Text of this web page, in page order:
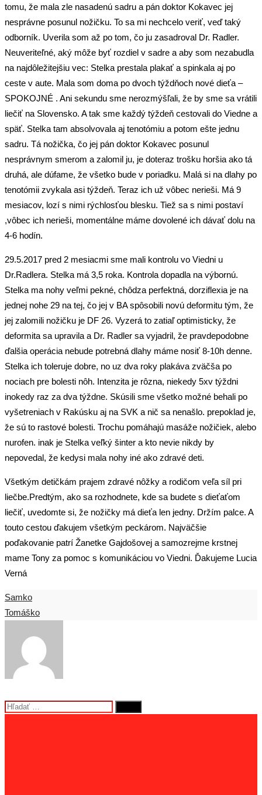
tomu, že mala zle nasadenú sadru a pán doktor Kokavec jej
nesprávne posunul nožičku. To sa mi nechcelo veriť, veď taký
odborník. Uverila som až po tom, čo ju zasadroval Dr. Radler.
Neuveriteľné, aký môže byť rozdiel v sadre a aby som nezabudla
na najdôležitejšiu vec: Stelka prestala plakať a spinkala aj po
ceste v aute. Mala som doma po dvoch týždňoch nové dieťa –
SPOKOJNÉ . Ani sekundu sme nerozmýšľali, že by sme sa vrátili
liečiť na Slovensko. A tak sme každý týždeň cestovali do Viedne a
späť. Stelka tam absolvovala aj tenotómiu a potom ešte jednu
sadru. Tá nožička, čo jej pán doktor Kokavec posunul
nesprávnym smerom a zalomil ju, je doteraz trošku horšia ako tá
druhá, ale dúfame, že všetko bude v poriadku. Malá si na dlahy po
tenotómii zvykala asi týždeň. Teraz ich už vôbec nerieši. Má 9
mesiacov, lozí s nimi rýchlosťou blesku. Tiež sa s nimi postaví
,vôbec ich nerieši, momentálne máme dovolené ich dávať dolu na
4-6 hodín.
29.5.2017 pred 2 mesiacmi sme mali kontrolu vo Viedni u
Dr.Radlera. Stelka má 3,5 roka. Kontrola dopadla na výbornú.
Stelka ma nohy veľmi pekné, chôdza perfektná, dorziflexia je na
jednej nohe 29 na tej, čo jej v BA spôsobili novú deformitu tým, že
jej zalomili nožičku je DF 26. Vyzerá to zatiaľ optimisticky, že
deformita sa upravila a Dr. Radler sa vyjadril, že pravdepodobne
ďalšia operácia nebude potrebná dlahy máme nosiť 8-10h denne.
Stelka ich toleruje dobre, no uz dva roky plakáva zväčša po
nociach pre bolesti nôh. Intenzita je rôzna, niekedy 5xv týždni
inokedy raz za dva týždne. Skúsili sme všetko možné behali po
vyšetreniach v Rakúsku aj na SVK a nič sa nenašlo. prepoklad je,
že sú to rastové bolesti. Trochu pomáhajú masáže nožičiek, alebo
nurofen. inak je Stelka veľký šinter a kto nevie nikdy by
nepovedal, že kedysi mala nohy iné ako zdravé deti.
Všetkým detičkám prajem zdravé nôžky a rodičom veľa síl pri
liečbe.Predtým, ako sa rozhodnete, kde sa budete s dieťaťom
liečiť, uvedomte si, že nožičky má dieťa len jedny. Držím palce. A
touto cestou ďakujem všetkým peckárom. Najväčšie
poďakovanie patrí Žanetke Gajdošovej a samozrejme krstnej
mame Tony za pomoc s komunikáciou vo Viedni. Ďakujeme Lucia
Verná
Post
navigation
Samko
Tomáško
Hľadať: